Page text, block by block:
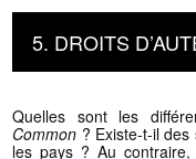
5. DROITS
Quelles sont les
Common ? Existe-t-il
les pays ? Au